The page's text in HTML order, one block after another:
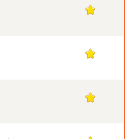
1
1
1